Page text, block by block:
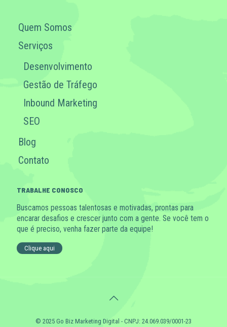
Quem Somos
Serviços
Desenvolvimento
Gestão de Tráfego
Inbound Marketing
SEO
Blog
Contato
TRABALHE CONOSCO
Buscamos pessoas talentosas e motivadas, prontas para
encarar desafios e crescer junto com a gente. Se você tem o
que é preciso, venha fazer parte da equipe!
Clique aqui
© 2025 Go Biz Marketing Digital - CNPJ: 24.069.039/0001-23